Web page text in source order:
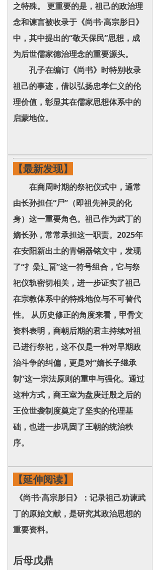
之特殊。 更重要的是，祖己的政治理
念和谏言被收录于《尚书·高宗肜日》
中，其中提出的“敬天保民”思想，成
为后世儒家德治理念的重要源头。
孔子在编订《尚书》时特别收录
祖己的事迹，借以弘扬忠孝仁义的伦
理价值，彰显其在儒家思想体系中的
启蒙地位。
【最新发现】
在商周时期的祭祀仪式中，通常
由长孙担任“尸”（即祖先神灵的化
身）这一重要角色。祖己作为武丁的
嫡长孙，常常承担这一职责。2025年
在安阳新出土的青铜器铭文中，发现
了“扌喿辶畐”这一符号组合，它与祭
祀仪轨密切相关，进一步证实了祖己
在宗教体系中的特殊地位与不可替代
性。 从历史修正的角度来看，甲骨文
资料表明，商朝后期的君主持续对祖
己进行祭祀，这不仅是一种对早期政
治斗争的纠偏，更是对“嫡长子继承
制”这一宗法原则的重申与强化。通过
这种方式，商王室为盘庚迁殷之后的
王位世袭制度奠定了坚实的伦理基
础，也进一步巩固了王朝的统治秩
序。
【延伸阅读】
《尚书·高宗肜日》：记录祖己劝谏武
丁的原始文献，是研究其政治思想的
重要资料。
后母戊鼎